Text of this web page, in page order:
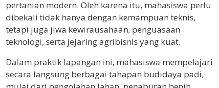
pertanian modern. Oleh karena itu, mahasiswa perlu
dibekali tidak hanya dengan kemampuan teknis,
tetapi juga jiwa kewirausahaan, penguasaan
teknologi, serta jejaring agribisnis yang kuat.
Dalam praktik lapangan ini, mahasiswa mempelajari
secara langsung berbagai tahapan budidaya padi,